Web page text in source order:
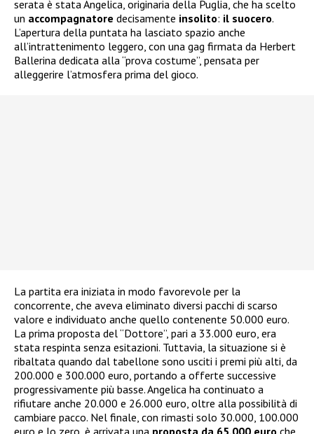
serata è stata Angelica, originaria della Puglia, che ha scelto
un accompagnatore decisamente insolito: il suocero.
L’apertura della puntata ha lasciato spazio anche
all’intrattenimento leggero, con una gag firmata da Herbert
Ballerina dedicata alla “prova costume”, pensata per
alleggerire l’atmosfera prima del gioco.
La partita era iniziata in modo favorevole per la
concorrente, che aveva eliminato diversi pacchi di scarso
valore e individuato anche quello contenente 50.000 euro.
La prima proposta del “Dottore”, pari a 33.000 euro, era
stata respinta senza esitazioni. Tuttavia, la situazione si è
ribaltata quando dal tabellone sono usciti i premi più alti, da
200.000 e 300.000 euro, portando a offerte successive
progressivamente più basse. Angelica ha continuato a
rifiutare anche 20.000 e 26.000 euro, oltre alla possibilità di
cambiare pacco. Nel finale, con rimasti solo 30.000, 100.000